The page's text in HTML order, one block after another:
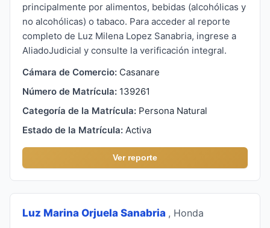
principalmente por alimentos, bebidas (alcohólicas y
no alcohólicas) o tabaco. Para acceder al reporte
completo de Luz Milena Lopez Sanabria, ingrese a
AliadoJudicial y consulte la verificación integral.
Cámara de Comercio: Casanare
Número de Matrícula: 139261
Categoría de la Matrícula: Persona Natural
Estado de la Matrícula: Activa
Ver reporte
Luz Marina Orjuela Sanabria , Honda